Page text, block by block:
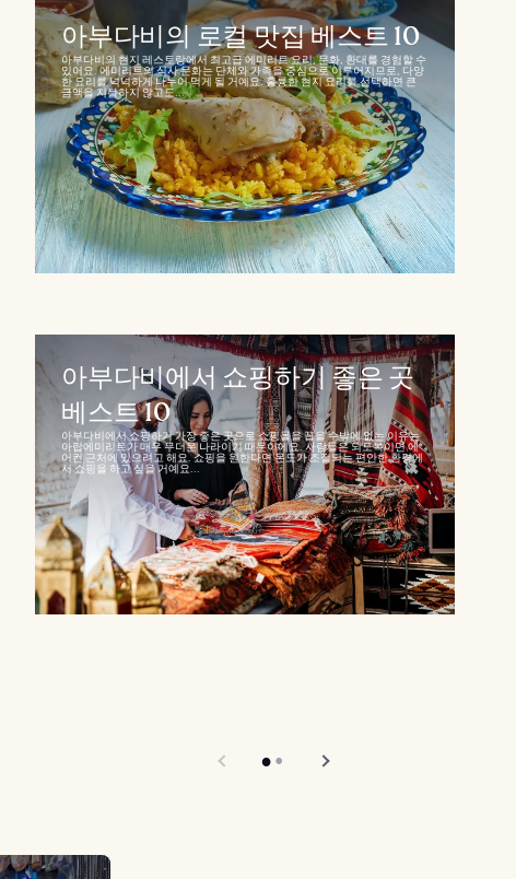
아부다비의 로컬 맛집 베스트 10
아부다비의 현지 레스토랑에서 최고급 에미리트 요리, 문화, 환대를 경험할 수
있어요. 에미리트의 식사 문화는 단체와 가족을 중심으로 이루어지므로, 다양
한 요리를 넉넉하게 나누어 먹게 될 거예요. 훌륭한 현지 요리를 선택하면 큰
금액을 지불하지 않고도...
아부다비에서 쇼핑하기 좋은 곳
베스트 10
아부다비에서 쇼핑하기 가장 좋은 곳으로 쇼핑몰을 꼽을 수밖에 없는 이유는
아랍에미리트가 매우 무더운 나라이기 때문이에요. 사람들은 되도록이면 에
어컨 근처에 있으려고 해요. 쇼핑을 원한다면 온도가 조절되는 편안한 환경에
서 쇼핑을 하고 싶을 거예요...